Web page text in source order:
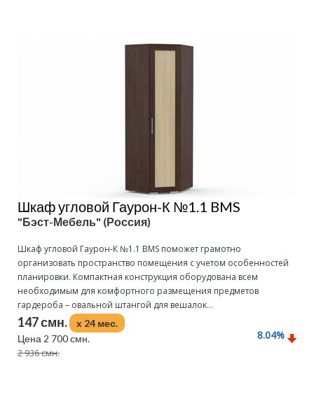
Шкаф угловой Гаурон-К №1.1 BMS
"Бэст-Мебель" (Россия)
Шкаф угловой Гаурон-К №1.1 BMS поможет грамотно
организовать пространство помещения с учетом особенностей
планировки. Компактная конструкция оборудована всем
необходимым для комфортного размещения предметов
гардероба – овальной штангой для вешалок...
147 смн.
x 24 мес.
Цена 2 700 смн.
2 936 смн.
8.04%